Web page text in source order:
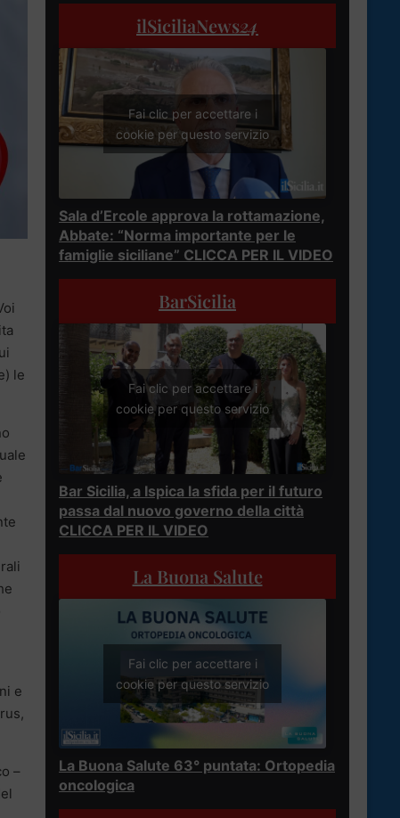
le
e
–
ilSiciliaNews24
Fai clic per accettare i
cookie per questo servizio
Sala d’Ercole approva la rottamazione,
Abbate: “Norma importante per le
famiglie siciliane” CLICCA PER IL VIDEO
BarSicilia
Fai clic per accettare i
cookie per questo servizio
Bar Sicilia, a Ispica la sfida per il futuro
passa dal nuovo governo della città
CLICCA PER IL VIDEO
La Buona Salute
Fai clic per accettare i
cookie per questo servizio
La Buona Salute 63° puntata: Ortopedia
oncologica